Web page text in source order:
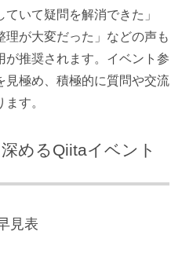
いて疑問を解消できた」
が大変だった」などの声も
が推奨されます。イベント参
見極め、積極的に質問や交流
す。
めるQiitaイベント
見表